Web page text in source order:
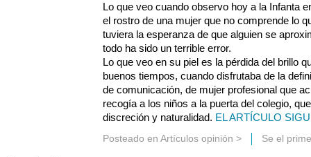
Lo que veo cuando observo hoy a la Infanta
el rostro de una mujer que no comprende lo
tuviera la esperanza de que alguien se
todo ha sido un terrible error.
Lo que veo en su piel es la pérdida del brillo
buenos tiempos, cuando disfrutaba de la
de comunicación, de mujer profesional que
recogía a los niños a la puerta del colegio,
discreción y naturalidad. EL ARTÍCULO
Posteado en Artículos opinión > Se el